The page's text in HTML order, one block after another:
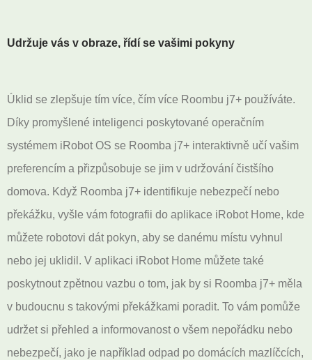
Udržuje vás v obraze, řídí se vašimi pokyny
Úklid se zlepšuje tím více, čím více Roombu j7+ používáte.
Díky promyšlené inteligenci poskytované operačním
systémem iRobot OS se Roomba j7+ interaktivně učí vašim
preferencím a přizpůsobuje se jim v udržování čistšího
domova. Když Roomba j7+ identifikuje nebezpečí nebo
překážku, vyšle vám fotografii do aplikace iRobot Home, kde
můžete robotovi dát pokyn, aby se danému místu vyhnul
nebo jej uklidil. V aplikaci iRobot Home můžete také
poskytnout zpětnou vazbu o tom, jak by si Roomba j7+ měla
v budoucnu s takovými překážkami poradit. To vám pomůže
udržet si přehled a informovanost o všem nepořádku nebo
nebezpečí, jako je například odpad po domácích mazlíčcích,